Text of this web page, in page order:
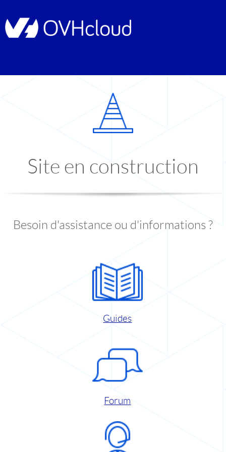
Site en construction
Besoin d'assistance ou d'informations ?
Guides
Forum